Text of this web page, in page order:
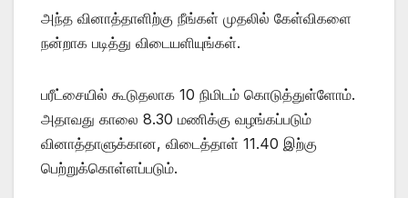
அந்த வினாத்தாளிற்கு நீங்கள் முதலில் கேள்விகளை
நன்றாக படித்து விடையளியுங்கள்.
பரீட்சையில் கூடுதலாக 10 நிமிடம் கொடுத்துள்ளோம்.
அதாவது காலை 8.30 மணிக்கு வழங்கப்படும்
வினாத்தாளுக்கான, விடைத்தாள் 11.40 இற்கு
பெற்றுக்கொள்ளப்படும்.